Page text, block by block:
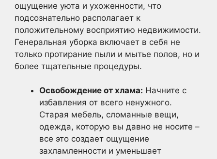
ощущение уюта и ухоженности, что
подсознательно располагает к
положительному восприятию недвижимости.
Генеральная уборка включает в себя не
только протирание пыли и мытье полов, но и
более тщательные процедуры.
Освобождение от хлама: Начните с
избавления от всего ненужного.
Старая мебель, сломанные вещи,
одежда, которую вы давно не носите –
все это создает ощущение
захламленности и уменьшает